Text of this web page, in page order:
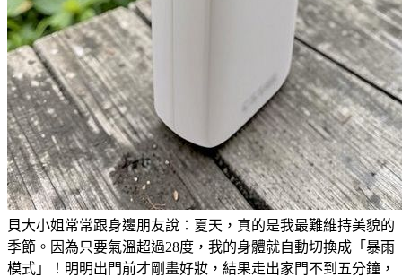
貝大小姐常常跟身邊朋友說：夏天，真的是我最難維持美貌的
季節。因為只要氣溫超過28度，我的身體就自動切換成「暴雨
模式」！明明出門前才剛畫好妝，結果走出家門不到五分鐘，